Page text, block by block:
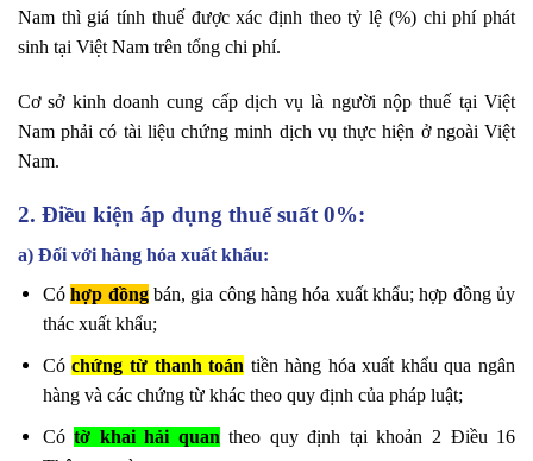
Nam thì giá tính thuế được xác định theo tỷ lệ (%) chi phí phát
sinh tại Việt Nam trên tổng chi phí.
Cơ sở kinh doanh cung cấp dịch vụ là người nộp thuế tại Việt
Nam phải có tài liệu chứng minh dịch vụ thực hiện ở ngoài Việt
Nam.
2. Điều kiện áp dụng thuế suất 0%:
a) Đối với hàng hóa xuất khẩu:
Cóhợp đồngbán, gia công hàng hóa xuất khẩu; hợp đồng ủy
thác xuất khẩu;
Cóchứng từ thanh toán tiền hàng hóa xuất khẩu qua ngân
hàng và các chứng từ khác theo quy định của pháp luật;
Cótờ khai hải quan theo quy định tại khoản 2 Điều 16